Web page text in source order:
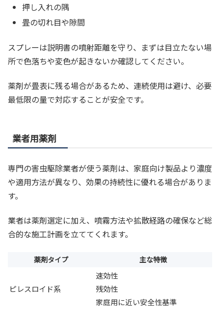
押し入れの隅
畳の切れ目や隙間
スプレーは説明書の噴射距離を守り、まずは目立たない場
所で色落ちや変色が起きないか確認してください。
薬剤が畳表に残る場合があるため、連続使用は避け、必要
最低限の量で対応することが安全です。
業者用薬剤
専門の害虫駆除業者が使う薬剤は、家庭向け製品より濃度
や適用方法が異なり、効果の持続性に優れる場合がありま
す。
業者は薬剤選定に加え、噴霧方法や拡散経路の確保など総
合的な施工計画を立ててくれます。
薬剤タイプ 主な特徴
ピレスロイド系
速効性
残効性
家庭用に近い安全性基準